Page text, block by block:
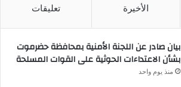
الأخيرة تعليقات
بيان صادر عن اللجنة الأمنية بمحافظة حضرموت
بشأن الاعتداءات الحوثية على القوات المسلحة
منذ يوم واحد